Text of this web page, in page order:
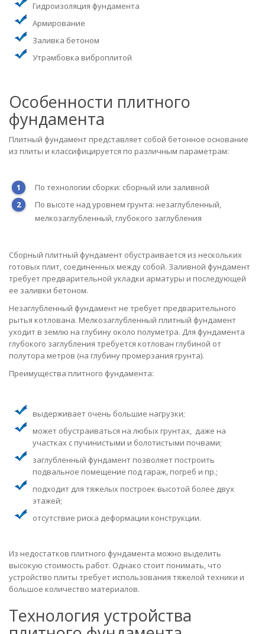
Гидроизоляция фундамента
Армирование
Заливка бетоном
Утрамбовка виброплитой
Особенности плитного
фундамента
Плитный фундамент представляет собой бетонное основание
из плиты и классифицируется по различным параметрам:
По технологии сборки: сборный или заливной
По высоте над уровнем грунта: незаглубленный,
мелкозаглубленный, глубокого заглубления
Сборный плитный фундамент обустраивается из нескольких
готовых плит, соединенных между собой. Заливной фундамент
требует предварительной укладки арматуры и последующей
ее заливки бетоном.
Незаглубленный фундамент не требует предварительного
рытья котлована. Мелкозаглубленный плитный фундамент
уходит в землю на глубину около полуметра. Для фундамента
глубокого заглубления требуется котлован глубиной от
полутора метров (на глубину промерзания грунта).
Преимущества плитного фундамента:
выдерживает очень большие нагрузки;
может обустраиваться на любых грунтах, даже на
участках с пучинистыми и болотистыми почвами;
заглубленный фундамент позволяет построить
подвальное помещение под гараж, погреб и пр.;
подходит для тяжелых построек высотой более двух
этажей;
отсутствие риска деформации конструкции.
Из недостатков плитного фундамента можно выделить
высокую стоимость работ. Однако стоит понимать, что
устройство плиты требует использования тяжелой техники и
большое количество материалов.
Технология устройства